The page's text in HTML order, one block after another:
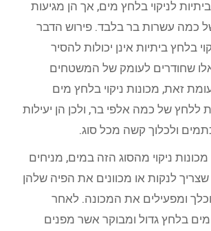
ביתיות לניקוי בלחץ מים, אך הן מגיעות
כמה עשרות בר בלבד. פירוש הדבר
בלחץ ביתיות אינן יכולות להסיר
שחודרים לעומק של המשטחים
זאת, מכונות ניקוי בלחץ מים
ללחץ של כמה אלפי בר, ולכן הן יעילות
ולכלוך קשה מכל סוג.
ניקוי מהסוג הזה במים, מניחים
לנקות או מכוונים את הפיה שלהן
ומפעילים את המכונה. לאחר
בלחץ גדול ומבוקר אשר מפנים